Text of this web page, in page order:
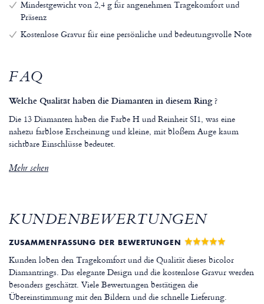
Mindestgewicht von 2,4 g für angenehmen Tragekomfort und
Präsenz
Kostenlose Gravur für eine persönliche und bedeutungsvolle Note
FAQ
Welche Qualität haben die Diamanten in diesem Ring ?
Die 13 Diamanten haben die Farbe H und Reinheit SI1, was eine
nahezu farblose Erscheinung und kleine, mit bloßem Auge kaum
sichtbare Einschlüsse bedeutet.
Mehr sehen
KUNDENBEWERTUNGEN
ZUSAMMENFASSUNG DER BEWERTUNGEN
Kunden loben den Tragekomfort und die Qualität dieses bicolor
Diamantrings. Das elegante Design und die kostenlose Gravur werden
besonders geschätzt. Viele Bewertungen bestätigen die
Übereinstimmung mit den Bildern und die schnelle Lieferung.